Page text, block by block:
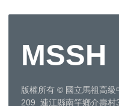
MSSH
版權所有 © 國立馬祖高級
209 連江縣南竿鄉介壽村